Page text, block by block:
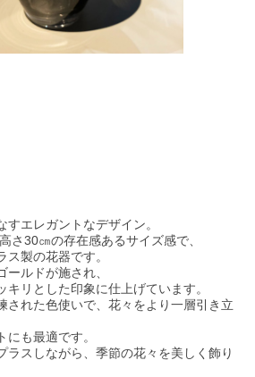
すエレガントなデザイン。
さ30㎝の存在感あるサイズ感で、
製の花器です。
ールドが施され、
リとした印象に仕上げています。
された色使いで、花々をより一層引き立
も最適です。
ラスしながら、季節の花々を美しく飾り